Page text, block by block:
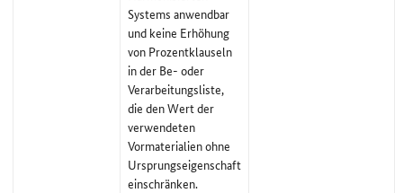
Systems anwendbar
und keine Erhöhung
von Prozentklauseln
in der Be- oder
Verarbeitungsliste,
die den Wert der
verwendeten
Vormaterialien ohne
Ursprungseigenschaft
einschränken.